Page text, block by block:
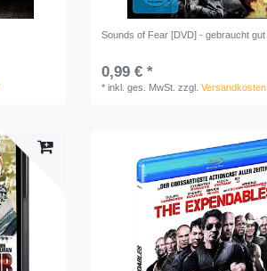
Sounds of Fear [DVD] - gebraucht gut
0,99 € *
*inkl. ges. MwSt. zzgl.Versandkosten